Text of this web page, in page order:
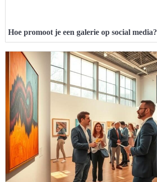
Hoe promoot je een galerie op social media?